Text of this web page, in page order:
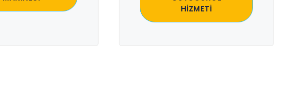
HİZMETİ